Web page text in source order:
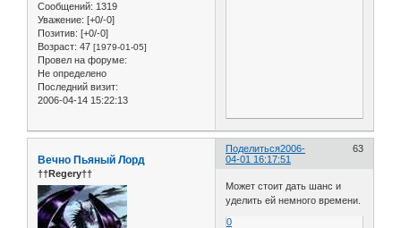
Сообщений: 1319
Уважение: [+0/-0]
Позитив: [+0/-0]
Возраст: 47 [1979-01-05]
Провел на форуме:
Не определено
Последний визит:
2006-04-14 15:22:13
Поделиться 63
2006-
04-01 16:17:51
Вечно Пьяный Лорд
††Regery††
Может стоит дать шанс и
уделить ей немного времени.
0